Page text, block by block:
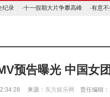
纪录 ·十一假期大片争攀高峰 ·有意
预告曝光 中国女
来源： 东方娱乐网 责任编辑：